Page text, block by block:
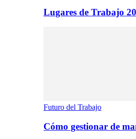
Lugares de Trabajo
Futuro del Trabajo
Cómo gestionar de